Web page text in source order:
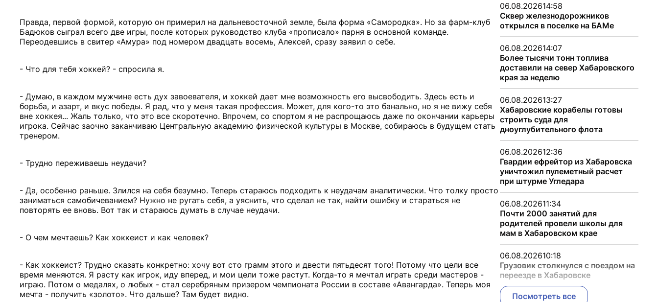
Правда, первой формой, которую он примерил на дальневосточной земле, была форма «Самородка». Но за фарм-клуб
Бадюков сыграл всего две игры, после которых руководство клуба «прописало» парня в основной команде.
Переодевшись в свитер «Амура» под номером двадцать восемь, Алексей, сразу заявил о себе.
- Что для тебя хоккей? - спросила я.
- Думаю, в каждом мужчине есть дух завоевателя, и хоккей дает мне возможность его высвободить. Здесь есть и
борьба, и азарт, и вкус победы. Я рад, что у меня такая профессия. Может, для кого-то это банально, но я не вижу себя
вне хоккея... Жаль только, что это все скоротечно. Впрочем, со спортом я не распрощаюсь даже по окончании карьеры
игрока. Сейчас заочно заканчиваю Центральную академию физической культуры в Москве, собираюсь в будущем стать
тренером.
- Трудно переживаешь неудачи?
- Да, особенно раньше. Злился на себя безумно. Теперь стараюсь подходить к неудачам аналитически. Что толку просто
заниматься самобичеванием? Нужно не ругать себя, а уяснить, что сделал не так, найти ошибку и стараться не
повторять ее вновь. Вот так и стараюсь думать в случае неудачи.
- О чем мечтаешь? Как хоккеист и как человек?
- Как хоккеист? Трудно сказать конкретно: хочу вот сто грамм этого и двести пятьдесят того! Потому что цели все
время меняются. Я расту как игрок, иду вперед, и мои цели тоже растут. Когда-то я мечтал играть среди мастеров -
играю. Потом о медалях, о любых - стал серебряным призером чемпионата России в составе «Авангарда». Теперь моя
мечта - получить «золото». Что дальше? Там будет видно.
06.08.202614:58
Сквер железнодорожников
открылся в поселке на БАМе
06.08.202614:07
Более тысячи тонн топлива
доставили на север Хабаровского
края за неделю
06.08.202613:27
Хабаровские корабелы готовы
строить суда для
дноуглубительного флота
06.08.202612:36
Гвардии ефрейтор из Хабаровска
уничтожил пулеметный расчет
при штурме Угледара
06.08.202611:34
Почти 2000 занятий для
родителей провели школы для
мам в Хабаровском крае
06.08.202610:18
Грузовик столкнулся с поездом на
переезде в Хабаровске
Посмотреть все